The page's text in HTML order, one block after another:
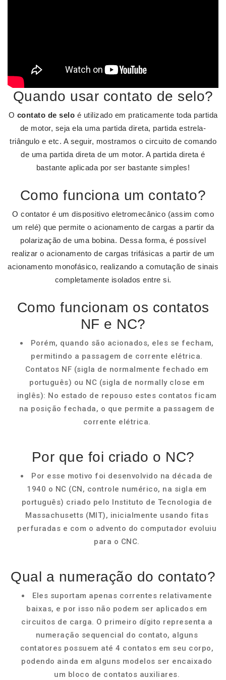
Quando usar contato de selo?
O contato de selo é utilizado em praticamente toda partida
de motor, seja ela uma partida direta, partida estrela-
triângulo e etc. A seguir, mostramos o circuito de comando
de uma partida direta de um motor. A partida direta é
bastante aplicada por ser bastante simples!
Como funciona um contato?
O contator é um dispositivo eletromecânico (assim como
um relé) que permite o acionamento de cargas a partir da
polarização de uma bobina. Dessa forma, é possível
realizar o acionamento de cargas trifásicas a partir de um
acionamento monofásico, realizando a comutação de sinais
completamente isolados entre si.
Como funcionam os contatos
NF e NC?
Porém, quando são acionados, eles se fecham,
permitindo a passagem de corrente elétrica.
Contatos NF (sigla de normalmente fechado em
português) ou NC (sigla de normally close em
inglês): No estado de repouso estes contatos ficam
na posição fechada, o que permite a passagem de
corrente elétrica.
Por que foi criado o NC?
Por esse motivo foi desenvolvido na década de
1940 o NC (CN, controle numérico, na sigla em
português) criado pelo Instituto de Tecnologia de
Massachusetts (MIT), inicialmente usando fitas
perfuradas e com o advento do computador evoluiu
para o CNC.
Qual a numeração do contato?
Eles suportam apenas correntes relativamente
baixas, e por isso não podem ser aplicados em
circuitos de carga. O primeiro dígito representa a
numeração sequencial do contato, alguns
contatores possuem até 4 contatos em seu corpo,
podendo ainda em alguns modelos ser encaixado
um bloco de contatos auxiliares.